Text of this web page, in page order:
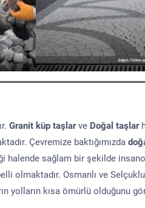
Granit küp taşlarve Doğal taşlar
Çevremize baktığımızda
halende sağlam bir şekilde
olmaktadır. Osmanlı ve
yolların kısa ömürlü olduğunu